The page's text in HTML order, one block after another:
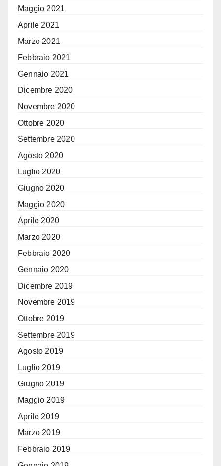
Maggio 2021
Aprile 2021
Marzo 2021
Febbraio 2021
Gennaio 2021
Dicembre 2020
Novembre 2020
Ottobre 2020
Settembre 2020
Agosto 2020
Luglio 2020
Giugno 2020
Maggio 2020
Aprile 2020
Marzo 2020
Febbraio 2020
Gennaio 2020
Dicembre 2019
Novembre 2019
Ottobre 2019
Settembre 2019
Agosto 2019
Luglio 2019
Giugno 2019
Maggio 2019
Aprile 2019
Marzo 2019
Febbraio 2019